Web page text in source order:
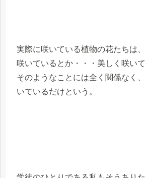
実際に咲いている植物の花たちは
咲いているとか・・・美しく咲い
そのようなことには全く関係なく
いているだけという。